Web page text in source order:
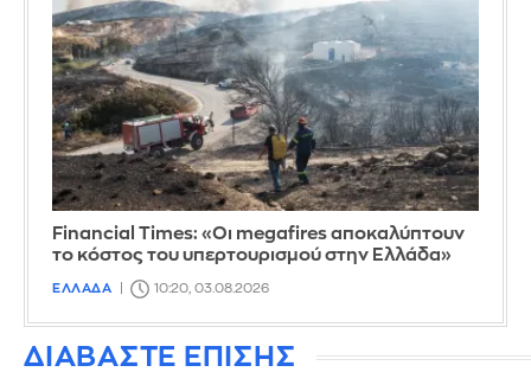
Financial Times: «Οι megafires αποκαλύπτουν
το κόστος του υπερτουρισμού στην Ελλάδα»
ΕΛΛΑΔΑ 10:20, 03.08.2026
ΔΙΑΒΑΣΤΕ ΕΠΙΣΗΣ